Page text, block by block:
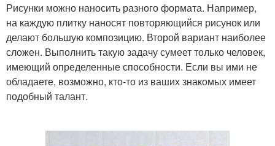
Рисунки можно наносить разного формата. Например,
на каждую плитку наносят повторяющийся рисунок или
делают большую композицию. Второй вариант наиболее
сложен. Выполнить такую задачу сумеет только человек,
имеющий определенные способности. Если вы ими не
обладаете, возможно, кто-то из ваших знакомых имеет
подобный талант.